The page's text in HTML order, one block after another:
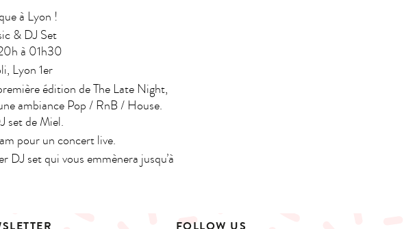
à Lyon !
& DJ Set
à 01h30
Lyon 1er
édition de The Late Night,
ambiance Pop / RnB / House.
set de Miel.
pour un concert live.
set qui vous emmènera jusqu’à